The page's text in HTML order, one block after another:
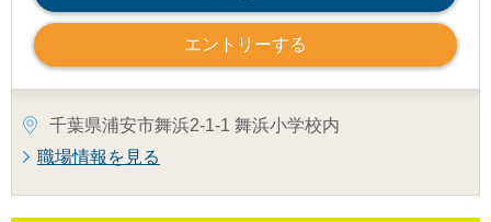
エントリーする
千葉県浦安市舞浜2-1-1 舞浜小学校内
職場情報を見る